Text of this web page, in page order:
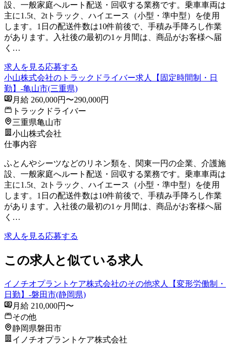
設、一般家庭へルート配送・回収する業務です。乗車車両は
主に1.5t、2tトラック、ハイエース（小型・準中型）を使用
します。1日の配送件数は10件前後で、手積み手降ろし作業
があります。入社後の最初の1ヶ月間は、商品がお客様へ届
く…
求人を見る応募する
小山株式会社のトラックドライバー求人【固定時間制・日
勤】-亀山市(三重県)
月給 260,000円〜290,000円
トラックドライバー
三重県亀山市
小山株式会社
仕事内容
ふとんやシーツなどのリネン類を、関東一円の企業、介護施
設、一般家庭へルート配送・回収する業務です。乗車車両は
主に1.5t、2tトラック、ハイエース（小型・準中型）を使用
します。1日の配送件数は10件前後で、手積み手降ろし作業
があります。入社後の最初の1ヶ月間は、商品がお客様へ届
く…
求人を見る応募する
この求人と似ている求人
イノチオプラントケア株式会社のその他求人【変形労働制・
日勤】-磐田市(静岡県)
月給 210,000円〜
その他
静岡県磐田市
イノチオプラントケア株式会社